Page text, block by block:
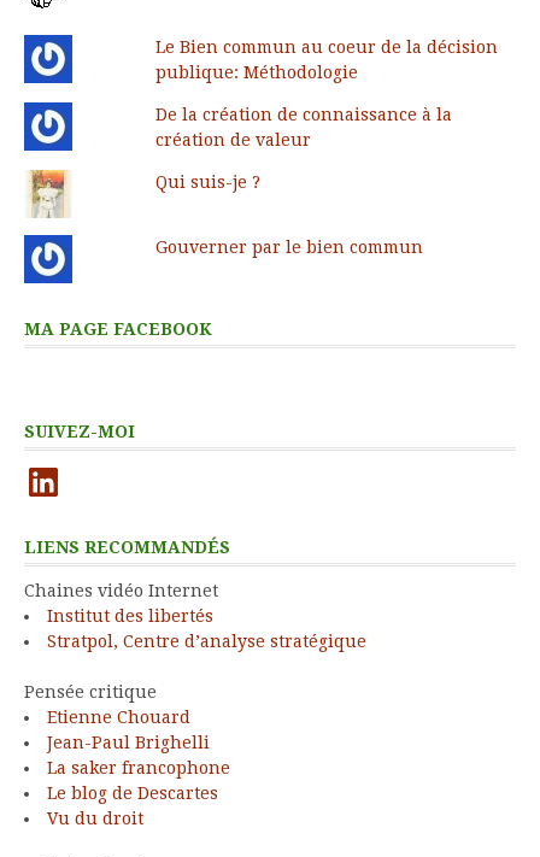
Le Bien commun au coeur de la décision
publique: Méthodologie
De la création de connaissance à la
création de valeur
Qui suis-je ?
Gouverner par le bien commun
MA PAGE FACEBOOK
SUIVEZ-MOI
LinkedIn
LIENS RECOMMANDÉS
Chaines vidéo Internet
Institut des libertés
Stratpol, Centre d’analyse stratégique
Pensée critique
Etienne Chouard
Jean-Paul Brighelli
La saker francophone
Le blog de Descartes
Vu du droit